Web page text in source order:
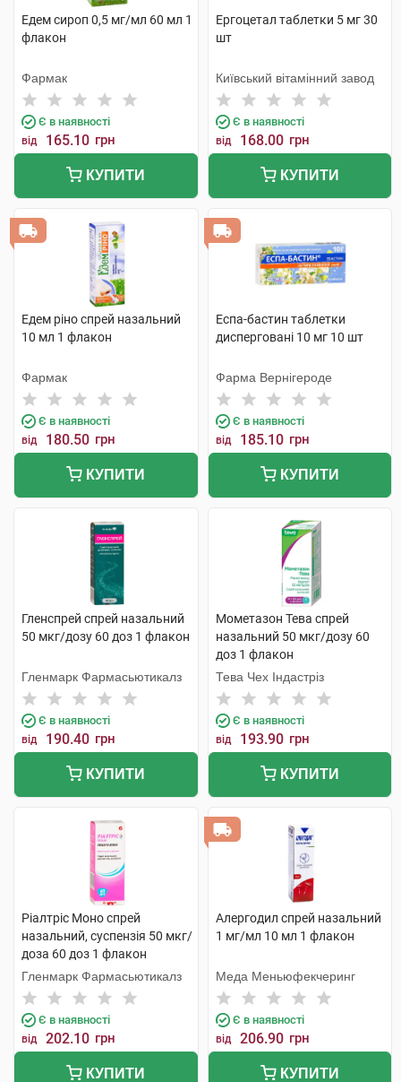
Едем сироп 0,5 мг/мл 60 мл 1
флакон
Фармак
Є в наявності
від 165.10 грн
КУПИТИ
Ергоцетал таблетки 5 мг 30
шт
Київський вітамінний завод
Є в наявності
від 168.00 грн
КУПИТИ
Едем ріно спрей назальний
10 мл 1 флакон
Фармак
Є в наявності
від 180.50 грн
КУПИТИ
Еспа-бастин таблетки
дисперговані 10 мг 10 шт
Фарма Вернігероде
Є в наявності
від 185.10 грн
КУПИТИ
Гленспрей спрей назальний
50 мкг/дозу 60 доз 1 флакон
Гленмарк Фармасьютикалз
Є в наявності
від 190.40 грн
КУПИТИ
Мометазон Тева спрей
назальний 50 мкг/дозу 60
доз 1 флакон
Тева Чех Індастріз
Є в наявності
від 193.90 грн
КУПИТИ
Ріалтріс Моно спрей
назальний, суспензія 50 мкг/
доза 60 доз 1 флакон
Гленмарк Фармасьютикалз
Є в наявності
від 202.10 грн
КУПИТИ
Алергодил спрей назальний
1 мг/мл 10 мл 1 флакон
Меда Меньюфекчеринг
Є в наявності
від 206.90 грн
КУПИТИ